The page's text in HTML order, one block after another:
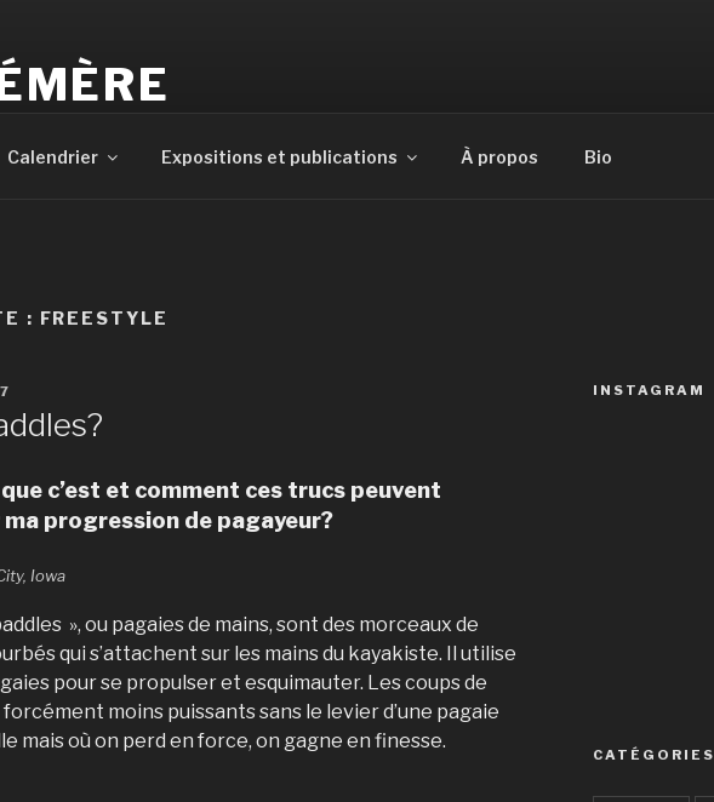
Calendrier Expositions et publications À propos Bio
: FREESTYLE
que c’est et comment ces trucs peuvent
progression de pagayeur?
Iowa
», ou pagaies de mains, sont des morceaux de
qui s’attachent sur les mains du kayakiste. Il utilise
pour se propulser et esquimauter. Les coups de
moins puissants sans le levier d’une pagaie
mais où on perd en force, on gagne en finesse.
INSTAGRAM
CATÉGORIES